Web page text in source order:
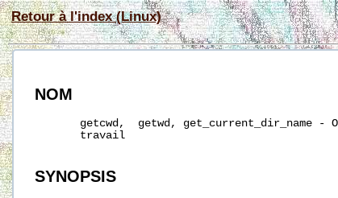
Retour à l'index (Linux)
NOM
getcwd,  getwd, get_current_dir_name -
       travail
SYNOPSIS